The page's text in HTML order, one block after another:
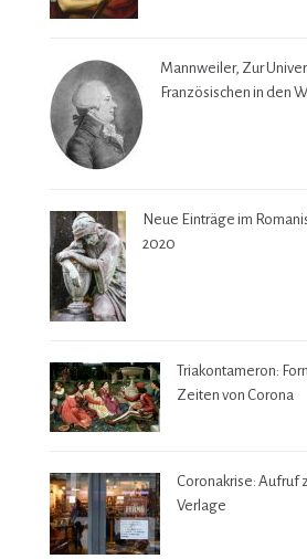
Mannweiler, Zur
Französischen in den
Neue Einträge im
2020
Triakontameron:
Zeiten von Corona
Coronakrise: Aufruf
Verlage